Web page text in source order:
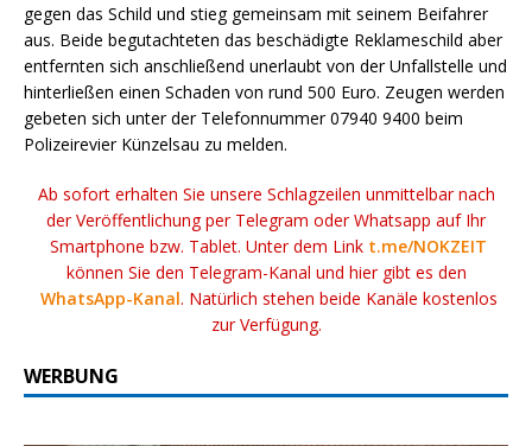
gegen das Schild und stieg gemeinsam mit seinem Beifahrer
aus. Beide begutachteten das beschädigte Reklameschild aber
entfernten sich anschließend unerlaubt von der Unfallstelle und
hinterließen einen Schaden von rund 500 Euro. Zeugen werden
gebeten sich unter der Telefonnummer 07940 9400 beim
Polizeirevier Künzelsau zu melden.
Ab sofort erhalten Sie unsere Schlagzeilen unmittelbar nach
der Veröffentlichung per Telegram oder Whatsapp auf Ihr
Smartphone bzw. Tablet. Unter dem Link t.me/NOKZEIT
können Sie den Telegram-Kanal und hier gibt es den
WhatsApp-Kanal. Natürlich stehen beide Kanäle kostenlos
zur Verfügung.
WERBUNG